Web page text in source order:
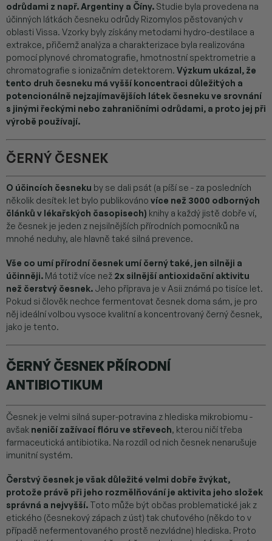
odrůdami z např. Argentiny a Číny. Studie byla provedena na
účinných látkách česneku odrůdy Rizomylos pěstovaných v
oblasti Vissa. Vzorky byly získány metodami hydro-destilace a
extrakce, přičemž analýza a charakterizace byla realizována
pomocí plynové chromatografie, hmotnostní spektrometrie a
chromatografie s ionizačním detektorem. Výzkum ukázal, že
tento druh česneku má vyšší koncentraci důležitých a
potencionálně nejzajímavějších látek česneku ve srovnání
s jinými řeckými nebo zahraničními odrůdami, a proto jej při
výrobě používají.
ČERNÝ ČESNEK
O účincích česneku by se dali psát (a píší se - za posledních
několik desítek let bylo publikováno více než 3000 odborných
článků v lékařských časopisech) knihy a každý jistě dobře ví,
že česnek je jeden z nejsilnějších přírodních pomocníků na
mnohé neduhy, ale hlavně také silná prevence.
Vše co umí přírodní česnek umí černý také, jen silněji a
účinněji. Má totiž více než 2x silnější antioxidační aktivitu
než čerstvý česnek. Jeho příprava je v Asii známá po tisíce let.
Pokud si člověk nechce fermentovat česnek doma sám, je pro
něj ideální volbou vysoce kvalitní a koncentrovaný černý česnek,
jako je tento.
ČERNÝ ČESNEK PŘÍRODNÍ
ANTIBIOTIKUM
Česnek je velmi silná super-potravina z hlediska mikrobiomu -
avšak neničí zažívací flóru ve střevech, kterou ničí třeba
farmaceutická antibiotika. Na rozdíl od nich česnek nenarušuje
imunitní systém.
Čerstvý česnek je však důležité velmi dobře žvýkat,
protože právě při jeho rozmělňování je aktivita jeho složek
správná a nejvyšší. Toto může být občas problematické jak z
etického (česnekový zápach z úst) tak chuťového (někdo to v
případě nefermentovaného prostě nezvládne) hlediska. Proto